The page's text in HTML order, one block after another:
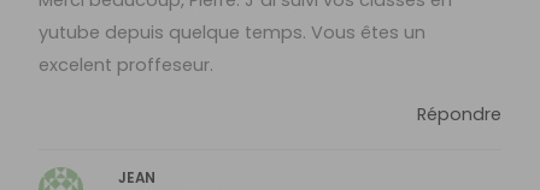
yutube depuis quelque temps. Vous êtes un
excelent proffeseur.
Répondre
JEAN